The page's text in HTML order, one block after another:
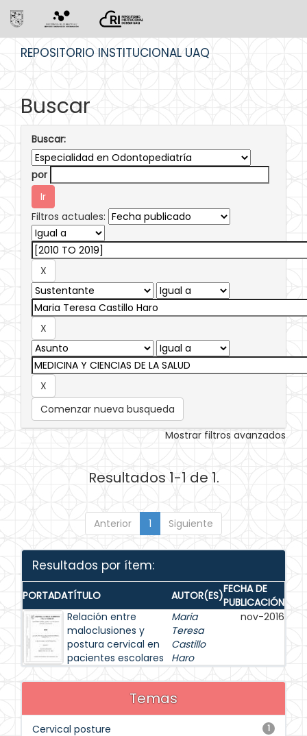
REPOSITORIO INSTITUCIONAL UAQ
Buscar
Buscar:
por
Filtros actuales:
Comenzar nueva busqueda
Mostrar filtros avanzados
Resultados 1-1 de 1.
Anterior 1 Siguiente
Resultados por ítem:
PORTADATÍTULO AUTOR(ES)FECHA DE
PUBLICACIÓN
Relación entre
maloclusiones y
postura cervical en
pacientes escolares
Maria
Teresa
Castillo
Haro
nov-2016
Temas
1
Cervical posture